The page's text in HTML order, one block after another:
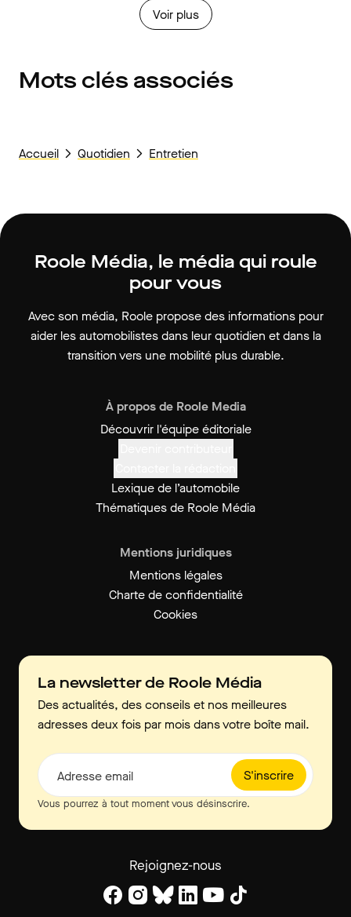
Voir plus
Mots clés associés
Accueil Quotidien Entretien
Roole Média, le média qui roule
pour vous
Avec son média, Roole propose des informations pour
aider les automobilistes dans leur quotidien et dans la
transition vers une mobilité plus durable.
À propos de Roole Media
Découvrir l'équipe éditoriale
Lexique de l’automobile
Thématiques de Roole Média
Mentions juridiques
Mentions légales
Charte de confidentialité
Cookies
La newsletter de Roole Média
Des actualités, des conseils et nos meilleures
adresses deux fois par mois dans votre boîte mail.
S'inscrire
Adresse email
Vous pourrez à tout moment vous désinscrire.
Rejoignez-nous